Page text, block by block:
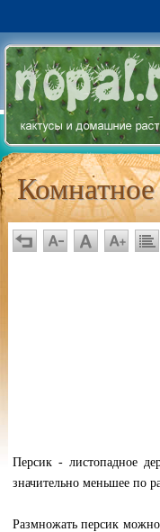
Комнатное
Персик - листопадное
значительно меньшее по
Размножать персик